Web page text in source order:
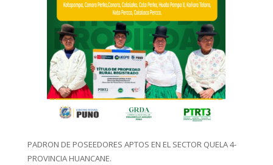
PADRON DE POSEEDORES APTOS EN EL SECTOR QUELA 4-
PROVINCIA HUANCANE.